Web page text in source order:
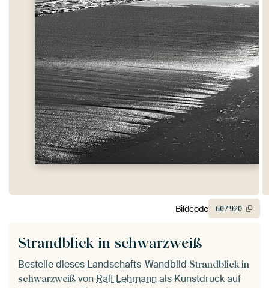
Strandblick in schwarzweiß
Bestelle dieses Landschafts-Wandbild Strandblick in
schwarzweiß vonRalf Lehmannals Kunstdruck auf
Bildcode 607920